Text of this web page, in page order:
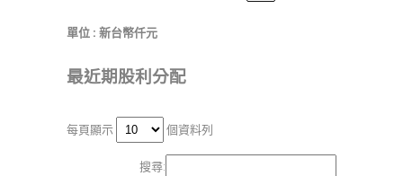
單位 : 新台幣仟元
最近期股利分配
每頁顯示 個資料列
搜尋: